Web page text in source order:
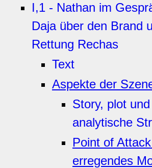
I,1 - Nathan im
Daja über den Brand
Rettung Rechas
Text
Aspekte der
Story, plot und
analytische
Point of
erregendes